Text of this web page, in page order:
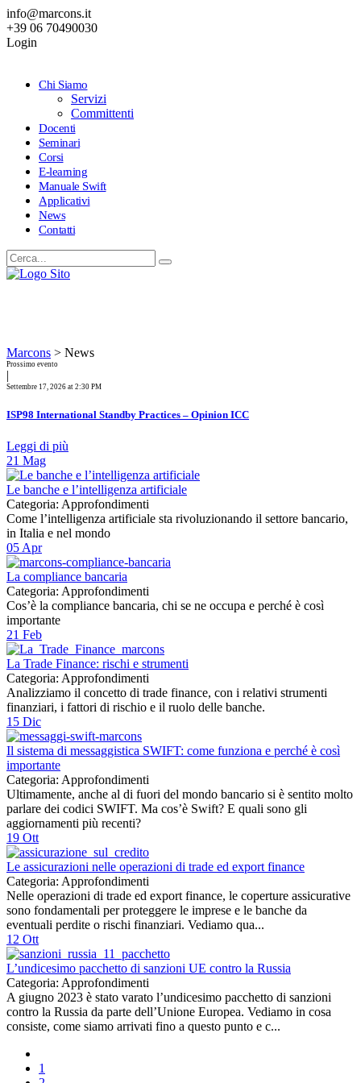
info@marcons.it
+39 06 70490030
Login
Chi Siamo
Servizi
Committenti
Docenti
Seminari
Corsi
E-learning
Manuale Swift
Applicativi
News
Contatti
Marcons > News
Prossimo evento
|
Settembre 17, 2026 at 2:30 PM
ISP98 International Standby Practices – Opinion ICC
Leggi di più
21 Mag
Le banche e l’intelligenza artificiale
Categoria: Approfondimenti
Come l’intelligenza artificiale sta rivoluzionando il settore bancario,
in Italia e nel mondo
05 Apr
La compliance bancaria
Categoria: Approfondimenti
Cos’è la compliance bancaria, chi se ne occupa e perché è così
importante
21 Feb
La Trade Finance: rischi e strumenti
Categoria: Approfondimenti
Analizziamo il concetto di trade finance, con i relativi strumenti
finanziari, i fattori di rischio e il ruolo delle banche.
15 Dic
Il sistema di messaggistica SWIFT: come funziona e perché è così
importante
Categoria: Approfondimenti
Ultimamente, anche al di fuori del mondo bancario si è sentito molto
parlare dei codici SWIFT. Ma cos’è Swift? E quali sono gli
aggiornamenti più recenti?
19 Ott
Le assicurazioni nelle operazioni di trade ed export finance
Categoria: Approfondimenti
Nelle operazioni di trade ed export finance, le coperture assicurative
sono fondamentali per proteggere le imprese e le banche da
eventuali perdite o rischi finanziari. Vediamo qua...
12 Ott
L’undicesimo pacchetto di sanzioni UE contro la Russia
Categoria: Approfondimenti
A giugno 2023 è stato varato l’undicesimo pacchetto di sanzioni
contro la Russia da parte dell’Unione Europea. Vediamo in cosa
consiste, come siamo arrivati fino a questo punto e c...
1